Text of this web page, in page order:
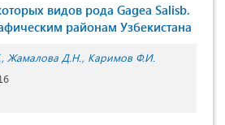
видов рода Gagea Salisb.
районам Узбекистана
Жамалова Д.Н. Каримов Ф.И.